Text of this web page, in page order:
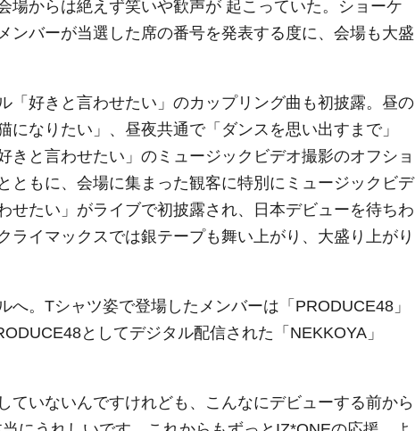
場からは絶えず笑いや歓声が 起こっていた。ショーケ
ンバーが当選した席の番号を発表する度に、会場も大盛
好きと言わせたい」のカップリング曲も初披露。昼の
なりたい」、昼夜共通で「ダンスを思い出すまで」
きと言わせたい」のミュージックビデオ撮影のオフショ
ともに、会場に集まった観客に特別にミュージックビデ
せたい」がライブで初披露され、日本デビューを待ちわ
ライマックスでは銀テープも舞い上がり、大盛り上がり
。Tシャツ姿で登場したメンバーは「PRODUCE48」
としてデジタル配信された「NEKKOYA」
いないんですけれども、こんなにデビューする前から